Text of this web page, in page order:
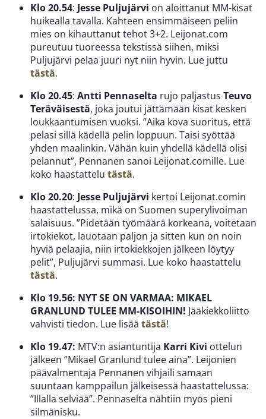
Klo 20.54: Jesse Puljujärvi on aloittanut MM-kisat
huikealla tavalla. Kahteen ensimmäiseen peliin
mies on kihauttanut tehot 3+2. Leijonat.com
pureutuu tuoreessa tekstissä siihen, miksi
Puljujärvi pelaa juuri nyt niin hyvin. Lue juttu
tästä.
Klo 20.45: Antti Pennaselta rujo paljastus Teuvo
Teräväisestä, joka joutui jättämään kisat kesken
loukkaantumisen vuoksi. ”Aika kova suoritus, että
pelasi sillä kädellä pelin loppuun. Taisi syöttää
yhden maalinkin. Vähän kuin yhdellä kädellä olisi
pelannut”, Pennanen sanoi Leijonat.comille. Lue
koko haastattelu tästä.
Klo 20.20: Jesse Puljujärvi kertoi Leijonat.comin
haastattelussa, mikä on Suomen superylivoiman
salaisuus. ”Pidetään työmäärä korkeana, voitetaan
irtokiekot, lauotaan paljon ja sitten kun on noin
hyviä pelaajia, niin irtokiekkojen jälkeen löytyy
pelit”, Puljujärvi summasi. Lue koko haastattelu
tästä.
Klo 19.56: NYT SE ON VARMAA: MIKAEL
GRANLUND TULEE MM-KISOIHIN! Jääkiekkoliitto
vahvisti tiedon. Lue lisää tästä!
Klo 19.47: MTV:n asiantuntija Karri Kivi ottelun
jälkeen ”Mikael Granlund tulee aina”. Leijonien
päävalmentaja Pennanen vihjaili samaan
suuntaan kamppailun jälkeisessä haastattelussa:
”Illalla selviää”. Pennaselta nähtiin myös pieni
silmänisku.